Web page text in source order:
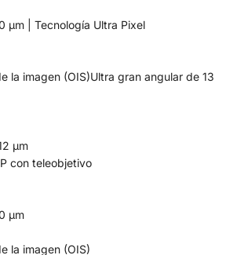
µm | Tecnología Ultra Pixel
la imagen (OIS)Ultra gran angular de 13
µm
con teleobjetivo
µm
la imagen (OIS)